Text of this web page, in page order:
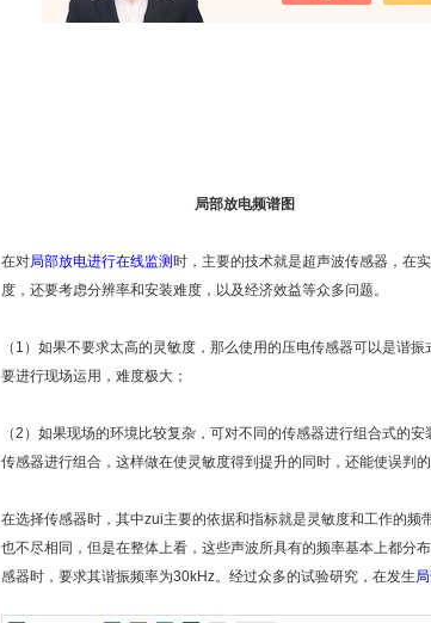
局部放电频谱图
在对局部放电进行在线监测 时，主要的技术就是超声波传感器，在
度，还要考虑分辨率和安装难度，以及经济效益等众多问题。
（1）如果不要求太高的灵敏度，那么使用的压电传感器可以是谐
要进行现场运用，难度极大；
（2）如果现场的环境比较复杂，可对不同的传感器进行组合式的
传感器进行组合，这样做在使灵敏度得到提升的同时，还能使误判
在选择传感器时，其中zui主要的依据和指标就是灵敏度和工作的
也不尽相同，但是在整体上看，这些声波所具有的频率基本上都分
感器时，要求其谐振频率为30kHz。经过众多的试验研究，在发生